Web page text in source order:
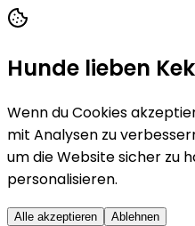
Hunde lieben
Wenn du Cookies
mit Analysen zu
um die Website sicher zu
personalisieren.
Alle akzeptieren Ablehnen